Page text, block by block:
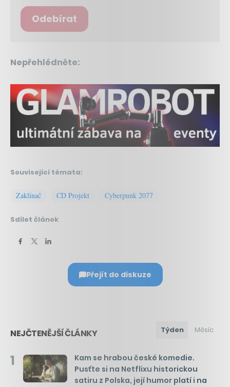
Odebírat
Nepřehlédněte:
Související témata:
Zaklínač CD Projekt Cyberpunk 2077
Sdílet článek
Přejít do diskuze
NEJČTENĚJŠÍ ČLÁNKY Týden Měsíc
1
Kam se hrabou české komedie.
Pusťte si na Netflixu historickou
satiru z Polska, její humor platí i na